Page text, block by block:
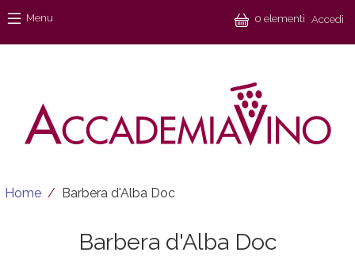
Menu 0 elementi Accedi
Briciole di pane
Home Barbera d'Alba Doc
Barbera d'Alba Doc